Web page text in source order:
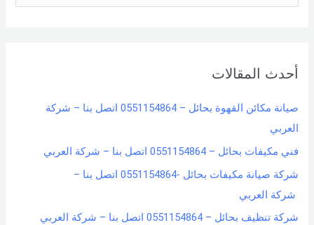
c
f
o
r
:
أحدث المقالات
صيانة مكائن القهوة بحائل – 0551154864 اتصل بنا – شركة
العربي
فني مكيفات بحائل – 0551154864 اتصل بنا – شركة العربي
شركة صيانة مكيفات بحائل -0551154864 اتصل بنا –
شركة العربي
شركة تنظيف بحائل – 0551154864 اتصل بنا – شركة العربي